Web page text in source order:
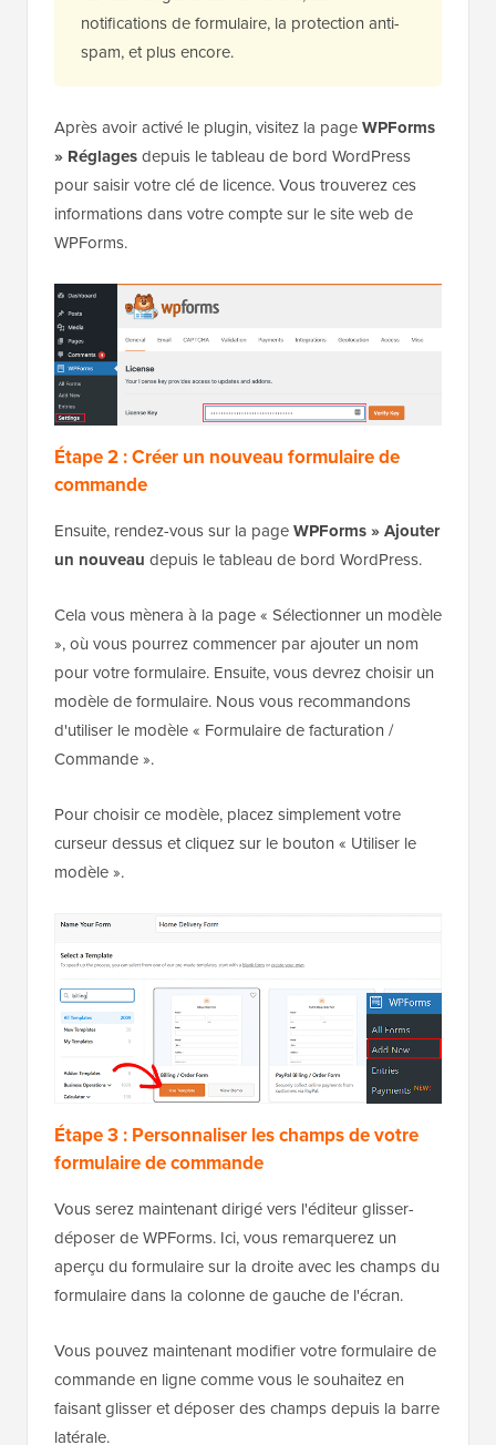
notifications de formulaire, la protection anti-
spam, et plus encore.
Après avoir activé le plugin, visitez la pageWPForms
» Réglagesdepuis le tableau de bord WordPress
pour saisir votre clé de licence. Vous trouverez ces
informations dans votre compte sur le site web de
WPForms.
Étape 2 : Créer un nouveau formulaire de
commande
Ensuite, rendez-vous sur la pageWPForms » Ajouter
un nouveau depuis le tableau de bord WordPress.
Cela vous mènera à la page « Sélectionner un modèle
», où vous pourrez commencer par ajouter un nom
pour votre formulaire. Ensuite, vous devrez choisir un
modèle de formulaire. Nous vous recommandons
d'utiliser le modèle « Formulaire de facturation /
Commande ».
Pour choisir ce modèle, placez simplement votre
curseur dessus et cliquez sur le bouton « Utiliser le
modèle ».
Étape 3 : Personnaliser les champs de votre
formulaire de commande
Vous serez maintenant dirigé vers l'éditeur glisser-
déposer de WPForms. Ici, vous remarquerez un
aperçu du formulaire sur la droite avec les champs du
formulaire dans la colonne de gauche de l'écran.
Vous pouvez maintenant modifier votre formulaire de
commande en ligne comme vous le souhaitez en
faisant glisser et déposer des champs depuis la barre
latérale.